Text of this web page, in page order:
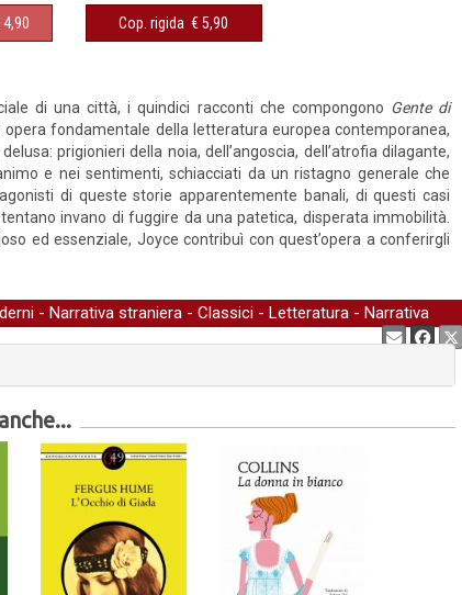
4,90 Cop. rigida € 5,90
di una città, i quindici racconti che compongono Gente di
fondamentale della letteratura europea contemporanea,
prigionieri della noia, dell’angoscia, dell’atrofia dilagante,
e nei sentimenti, schiacciati da un ristagno generale che
di queste storie apparentemente banali, di questi casi
invano di fuggire da una patetica, disperata immobilità.
ed essenziale, Joyce contribuì con quest’opera a conferirgli
- Narrativa straniera - Classici - Letteratura - Narrativa